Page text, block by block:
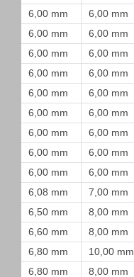
6,00 mm
6,00 mm
6,00 mm
6,00 mm
6,00 mm
6,00 mm
6,00 mm
6,00 mm
6,00 mm
6,00 mm
6,00 mm
6,00 mm
6,00 mm
6,00 mm
6,00 mm
6,00 mm
6,00 mm
6,00 mm
6,08 mm
7,00 mm
6,50 mm
8,00 mm
6,60 mm
8,00 mm
6,80 mm
10,00 mm
6,80 mm
8,00 mm